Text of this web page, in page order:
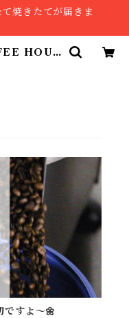
焼きたてが届きま
HOUS
すよ〜🌼